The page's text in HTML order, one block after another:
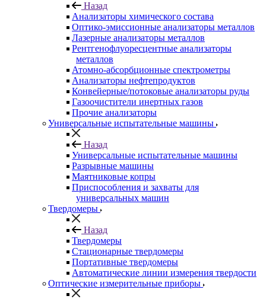
Назад
Анализаторы химического состава
Оптико-эмиссионные анализаторы металлов
Лазерные анализаторы металлов
Рентгенофлуоресцентные анализаторы
металлов
Атомно-абсорбционные спектрометры
Анализаторы нефтепродуктов
Конвейерные/потоковые анализаторы руды
Газоочистители инертных газов
Прочие анализаторы
Универсальные испытательные машины
Назад
Универсальные испытательные машины
Разрывные машины
Маятниковые копры
Приспособления и захваты для
универсальных машин
Твердомеры
Назад
Твердомеры
Стационарные твердомеры
Портативные твердомеры
Автоматические линии измерения твердости
Оптические измерительные приборы